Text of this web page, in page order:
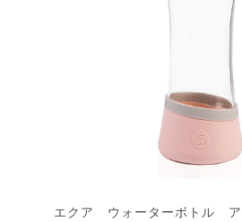
エクア ウォーターボトル